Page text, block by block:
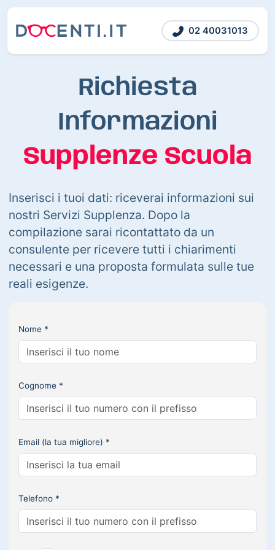
02 40031013
Richiesta
Informazioni
Supplenze Scuola
Inserisci i tuoi dati: riceverai informazioni sui
nostri Servizi Supplenza. Dopo la
compilazione sarai ricontattato da un
consulente per ricevere tutti i chiarimenti
necessari e una proposta formulata sulle tue
reali esigenze.
Nome *
Cognome *
Email (la tua migliore) *
Telefono *